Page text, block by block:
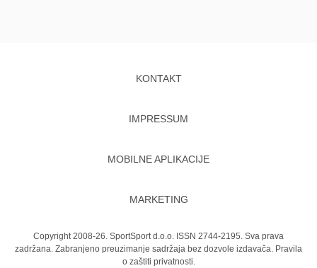
KONTAKT
IMPRESSUM
MOBILNE APLIKACIJE
MARKETING
Copyright 2008-26. SportSport d.o.o. ISSN 2744-2195. Sva prava
zadržana. Zabranjeno preuzimanje sadržaja bez dozvole izdavača. Pravila
o zaštiti privatnosti.